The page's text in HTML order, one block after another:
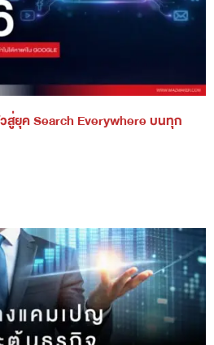
สู่ยุค Search Everywhere บนทุก